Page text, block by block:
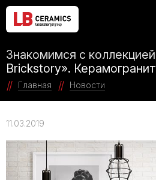
Знакомимся с
Brickstory».
Главная Новости
11.03.2019